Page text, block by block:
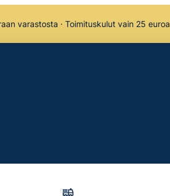
varastosta · Toimituskulut vain 25 euroa